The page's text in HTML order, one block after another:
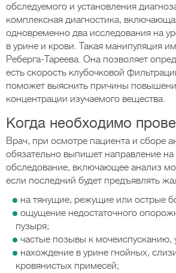
обследуемого и установления
комплексная диагностика,
одновременно два исследования на
в урине и крови. Такая манипуляция
Реберга-Тареева. Она позволяет
есть скорость клубочковой
поможет выяснить причины
концентрации изучаемого вещества.
Когда необходимо
Врач, при осмотре пациента и сборе
обязательно выпишет направление
обследование, включающее анализ
если последний будет предъявлять
на тянущие, режущие или острые
ощущение недостаточного
пузыря;
частые позывы к мочеиспусканию,
нахождение в урине гнойных,
кровянистых примесей;